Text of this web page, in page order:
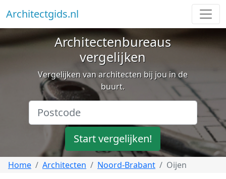
Architectgids.nl
Architectenbureaus
vergelijken
Vergelijken van architecten bij jou in de
buurt.
Start vergelijken!
Home Architecten Noord-Brabant Oijen